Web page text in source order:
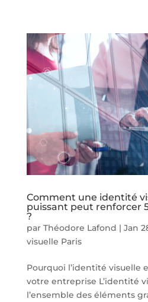
Comment une identité
puissant peut renforcer
?
par Théodore Lafond | Jan
visuelle Paris
Pourquoi l’identité visuelle
votre entreprise L’identité
l’ensemble des éléments